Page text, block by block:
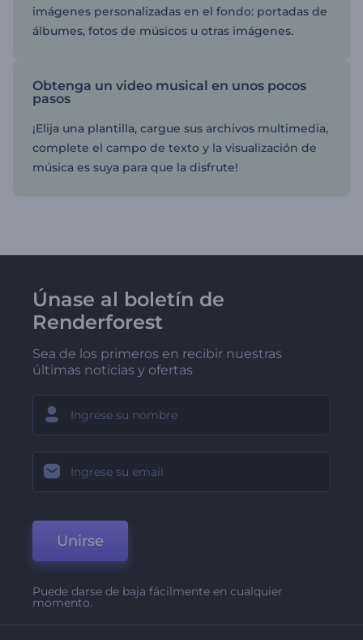
imágenes personalizadas en el fondo: portadas de
álbumes, fotos de músicos u otras imágenes.
Obtenga un video musical en unos pocos
pasos
¡Elija una plantilla, cargue sus archivos multimedia,
complete el campo de texto y la visualización de
música es suya para que la disfrute!
Únase al boletín de
Renderforest
Sea de los primeros en recibir nuestras
últimas noticias y ofertas
Unirse
Puede darse de baja fácilmente en cualquier
momento.